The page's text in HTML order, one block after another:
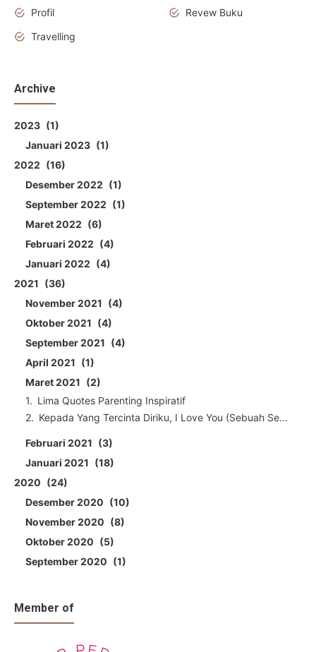
Profil
Revew Buku
Travelling
Archive
2023
1
Januari 2023
1
2022
16
Desember 2022
1
September 2022
1
Maret 2022
6
Februari 2022
4
Januari 2022
4
2021
36
November 2021
4
Oktober 2021
4
September 2021
4
April 2021
1
Maret 2021
2
Lima Quotes Parenting Inspiratif
Kepada Yang Tercinta Diriku, I Love You (Sebuah Se...
Februari 2021
3
Januari 2021
18
2020
24
Desember 2020
10
November 2020
8
Oktober 2020
5
September 2020
1
Member of